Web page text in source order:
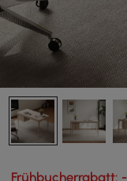
Frühbucherrabatt: -